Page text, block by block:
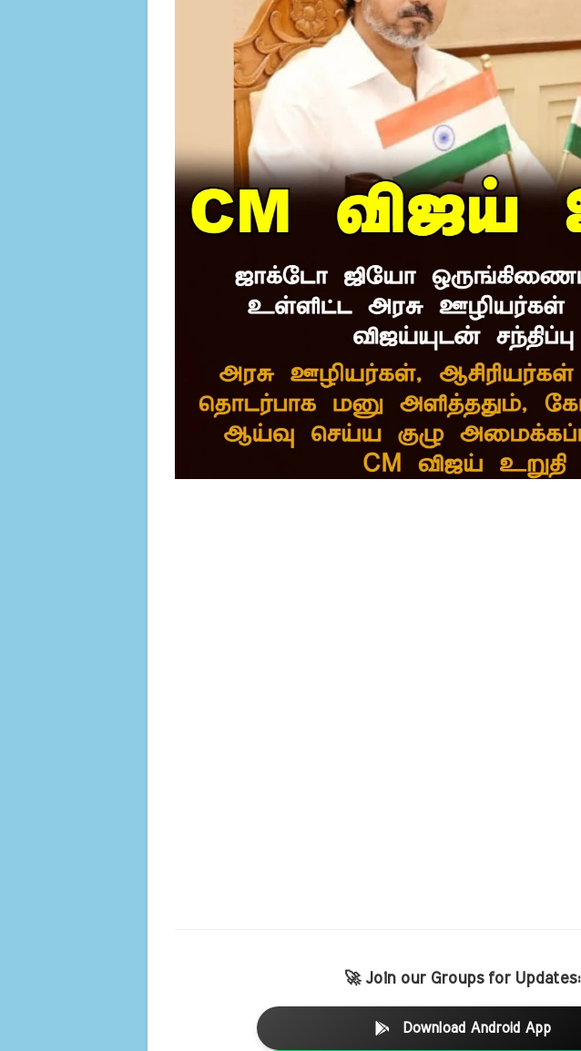
🚀 Join our Groups for Updates:
Download Android App